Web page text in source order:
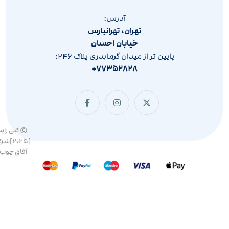
آدرس:
تهران، تهرانپارس
خیابان احسان
پایین تر از میدان گرمابدری پلاک ۲۴۶:
۷۷۳۵۲۸۲۸+
© کپی
آفاق